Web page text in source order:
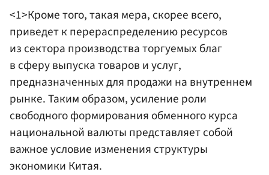
<1>Кроме того, такая мера, скорее всего,
приведет к перераспределению ресурсов
из сектора производства торгуемых благ
в сферу выпуска товаров и услуг,
предназначенных для продажи на внутреннем
рынке. Таким образом, усиление роли
свободного формирования обменного курса
национальной валюты представляет собой
важное условие изменения структуры
экономики Китая.